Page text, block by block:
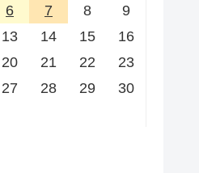
6 7 8
9
13 14 15
16
20 21 22
23
27 28 29
30